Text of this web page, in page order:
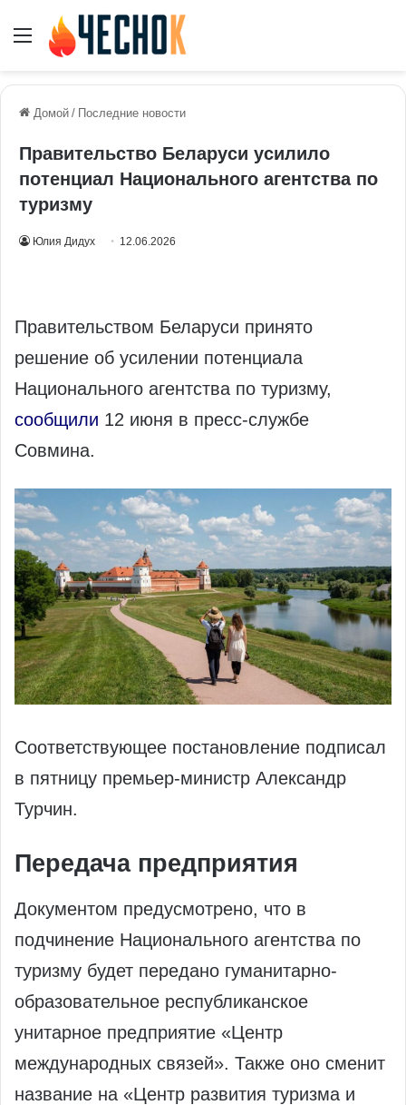
Меню
Домой / Последние новости
Правительство Беларуси усилило
потенциал Национального агентства по
туризму
Юлия Дидух 12.06.2026
Правительством Беларуси принято
решение об усилении потенциала
Национального агентства по туризму,
сообщили 12 июня в пресс-службе
Совмина.
Соответствующее постановление подписал
в пятницу премьер-министр Александр
Турчин.
Передача предприятия
Документом предусмотрено, что в
подчинение Национального агентства по
туризму будет передано гуманитарно-
образовательное республиканское
унитарное предприятие «Центр
международных связей». Также оно сменит
название на «Центр развития туризма и